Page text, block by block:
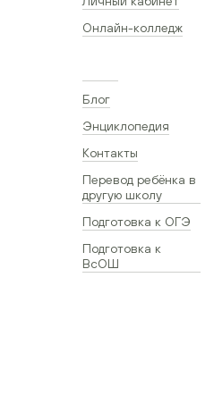
Онлайн-колледж
Блог
Энциклопедия
Контакты
Перевод ребёнка в
другую школу
Подготовка к ОГЭ
Подготовка к
ВсОШ